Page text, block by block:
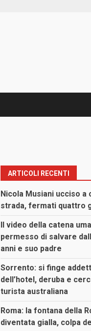
ARTICOLI RECENTI
Nicola Musiani ucciso a
strada, fermati quattro
Il video della catena
permesso di salvare
anni e suo padre
Sorrento: si finge
dell’hotel, deruba e
turista australiana
Roma: la fontana della
diventata gialla, colpa